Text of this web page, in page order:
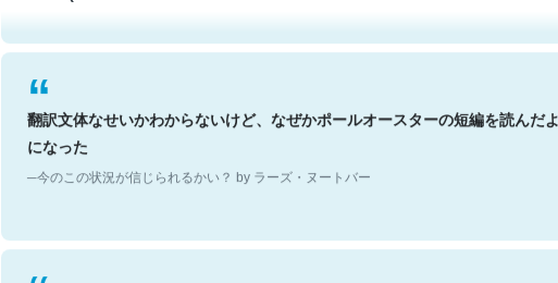
翻訳文体なせいかわからないけど、なぜかポールオースターの短編を読んだよ
になった
─今のこの状況が信じられるかい？ by ラーズ・ヌートバー